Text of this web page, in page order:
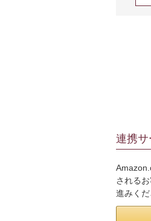
連携
される
進みくだ